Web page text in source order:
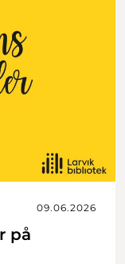
09.06.2026
på